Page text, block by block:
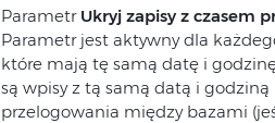
Parametr Ukryj zapisy z czasem
Parametr jest aktywny dla
które mają tę samą datę i
są wpisy z tą samą datą i godziną
przelogowania między bazami